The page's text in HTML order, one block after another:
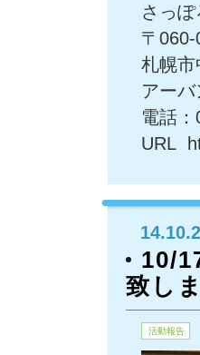
さっ
〒060-
札幌市
アー
電話
URL
10/
致し
活動報告